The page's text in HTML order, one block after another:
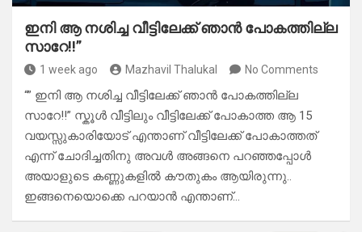
ഇനി ആ നശിച്ച വീട്ടിലേക്ക് ഞാൻ പോകത്തില്ല
സാറേ!!”
1 week ago Mazhavil Thalukal No Comments
“” ഇനി ആ നശിച്ച വീട്ടിലേക്ക് ഞാൻ പോകത്തില്ല
സാറേ!!” ​സ്കൂൾ വീട്ടിലും വീട്ടിലേക്ക് പോകാത്ത ആ 15
വയസ്സുകാരിയോട് എന്താണ് വീട്ടിലേക്ക് പോകാത്തത്
എന്ന് ചോദിച്ചതിനു അവൾ അങ്ങനെ പറഞ്ഞപ്പോൾ
അയാളുടെ കണ്ണുകളിൽ കൗതുകം ആയിരുന്നു.. ​
ഇങ്ങനെയൊക്കെ പറയാൻ എന്താണ്…